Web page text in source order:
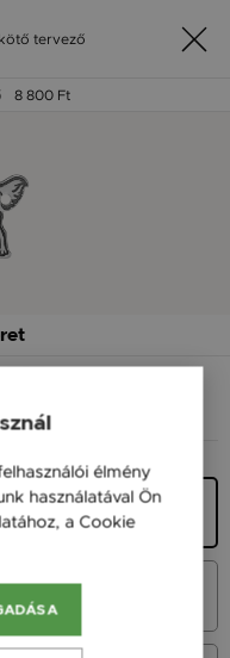
tervező
8 800 Ft
MÉRET
élmény
használatával Ön
a Cookie